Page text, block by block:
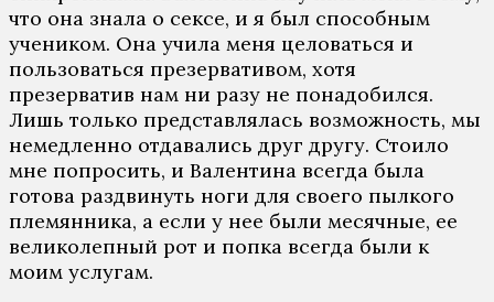
что она знала о сексе, и я был способным
учеником. Она учила меня целоваться и
пользоваться презервативом, хотя
презерватив нам ни разу не понадобился.
Лишь только представлялась возможность, мы
немедленно отдавались друг другу. Стоило
мне попросить, и Валентина всегда была
готова раздвинуть ноги для своего пылкого
племянника, а если у нее были месячные, ее
великолепный рот и попка всегда были к
моим услугам.